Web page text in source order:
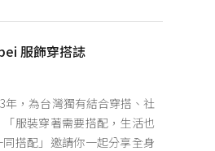
服飾穿搭誌
年，為台灣獨有結合穿搭、社
服裝穿著需要搭配，生活也
搭配」邀請你一起分享全身